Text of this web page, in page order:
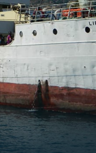
FILMY
REALITA
HORORY
REALITA
OPTICKÉ
KLAMY